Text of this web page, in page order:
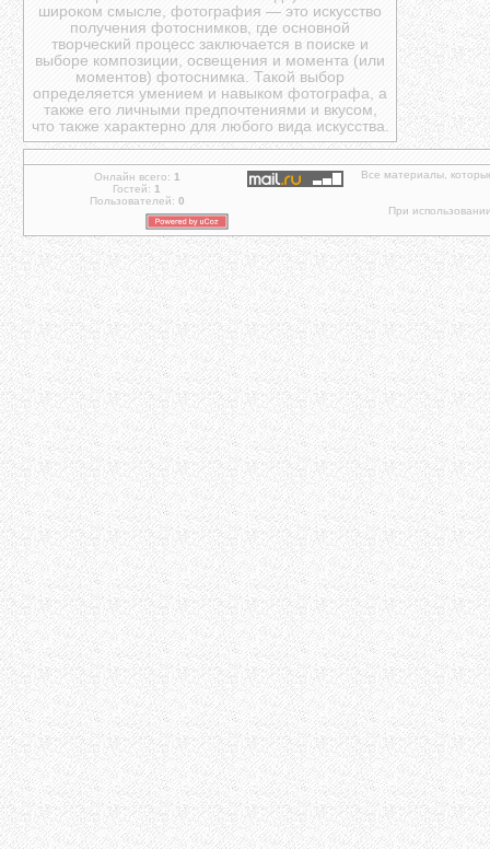
широком смысле, фотография — это искусство
получения фотоснимков, где основной
творческий процесс заключается в поиске и
выборе композиции, освещения и момента (или
моментов) фотоснимка. Такой выбор
определяется умением и навыком фотографа, а
также его личными предпочтениями и вкусом,
что также характерно для любого вида искусства.
Онлайн всего: 1
Гостей: 1
Пользователей: 0
Все материалы,
При